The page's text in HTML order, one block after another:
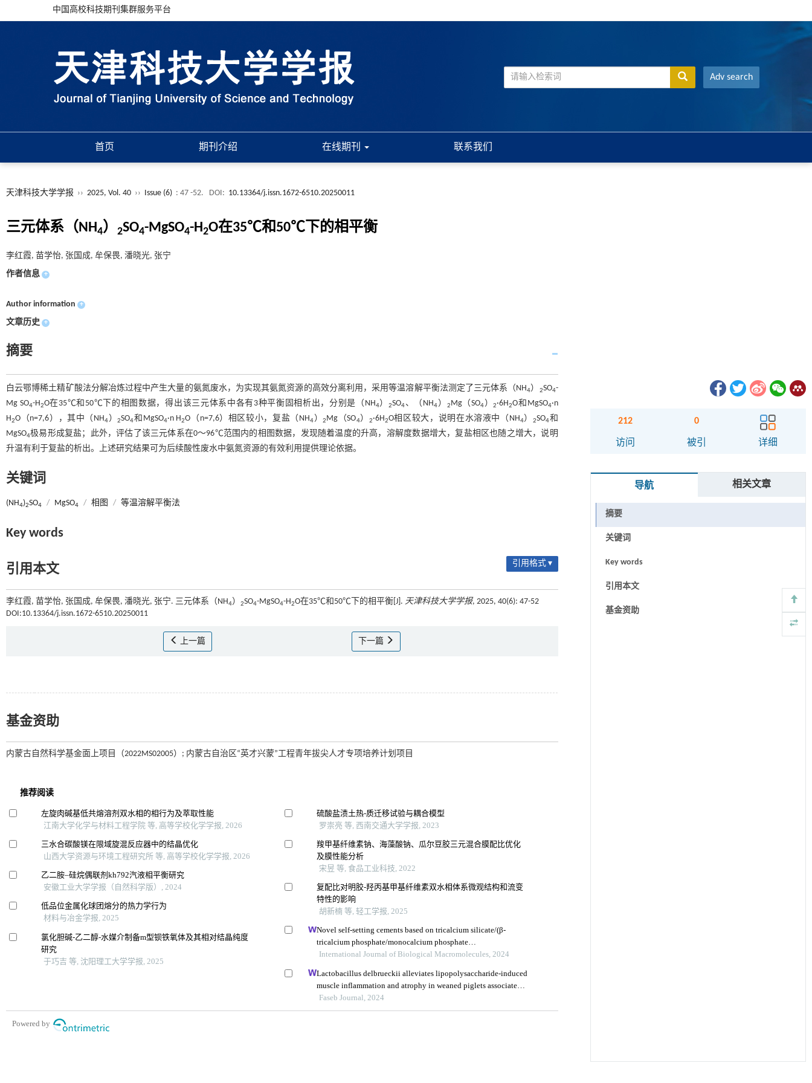
中国高校科技期刊集群服务平台
Adv search
首页 期刊介绍 在线期刊 联系我们
天津科技大学学报 ›› 2025, Vol. 40 ›› Issue (6) : 47 -52. DOI: 10.13364/j.issn.1672-6510.20250011
三元体系（NH4） 2SO4-MgSO4-H2O在35℃和50℃下的相平衡
李红霞, 苗学怡, 张国成, 牟保畏, 潘晓光, 张宁
作者信息 +
Author information +
文章历史 +
摘要
白云鄂博稀土精矿酸法分解冶炼过程中产生大量的氨氮废水，为实现其氨氮资源的高效分离利用，采用等温溶解平衡法测定了三元体系（NH4） 2SO4-
Mg SO4-H2O在35℃和50℃下的相图数据，得出该三元体系中各有3种平衡固相析出，分别是（NH4）2SO4、（NH4） 2Mg（SO4）2·6H2O和MgSO4·n
H2O（n=7,6），其中（NH4）2SO4和MgSO4·n H2O（n=7,6）相区较小，复盐（NH4）2Mg（SO4） 2·6H2O相区较大，说明在水溶液中（NH4） 2SO4和
MgSO4极易形成复盐；此外，评估了该三元体系在0～96℃范围内的相图数据，发现随着温度的升高，溶解度数据增大，复盐相区也随之增大，说明
升温有利于复盐的析出。上述研究结果可为后续酸性废水中氨氮资源的有效利用提供理论依据。
关键词
(NH4)2SO4 / MgSO4 / 相图 / 等温溶解平衡法
Key words
引用本文 引用格式 ▾
李红霞, 苗学怡, 张国成, 牟保畏, 潘晓光, 张宁. 三元体系（NH4） 2SO4-MgSO4-H2O在35℃和50℃下的相平衡[J]. 天津科技大学学报, 2025, 40(6): 47-52
DOI:10.13364/j.issn.1672-6510.20250011
上一篇 下一篇
基金资助
内蒙古自然科学基金面上项目（2022MS02005）; 内蒙古自治区“英才兴蒙”工程青年拔尖人才专项培养计划项目
212
访问
0
被引 详细
导航 相关文章
摘要
关键词
Key words
引用本文
基金资助